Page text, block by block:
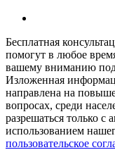
Бесплатная
помогут в любое
вашему вниманию
Изложенная
направлена на
вопросах, среди
разрешаться только
использованием
пользовательское